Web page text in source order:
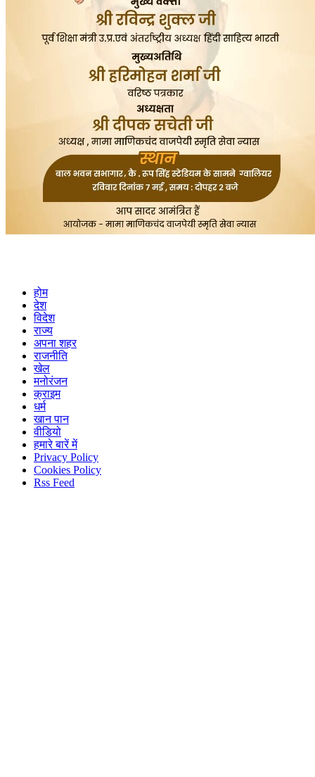
होम
देश
विदेश
राज्य
अपना शहर
राजनीति
खेल
मनोरंजन
क्राइम
धर्म
खान पान
वीडियो
हमारे बारें में
Privacy Policy
Cookies Policy
Rss Feed